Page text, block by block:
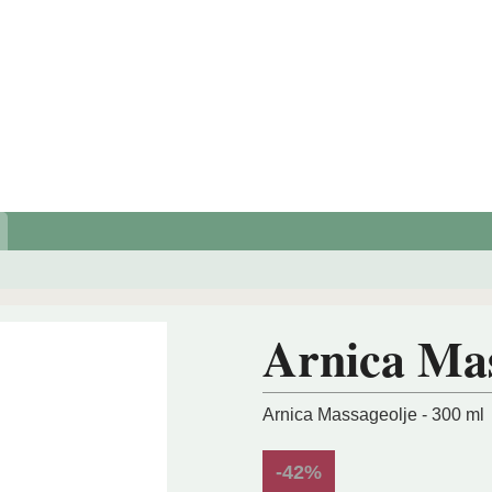
Arnica
Arnica Massageolje - 300 ml
-42%